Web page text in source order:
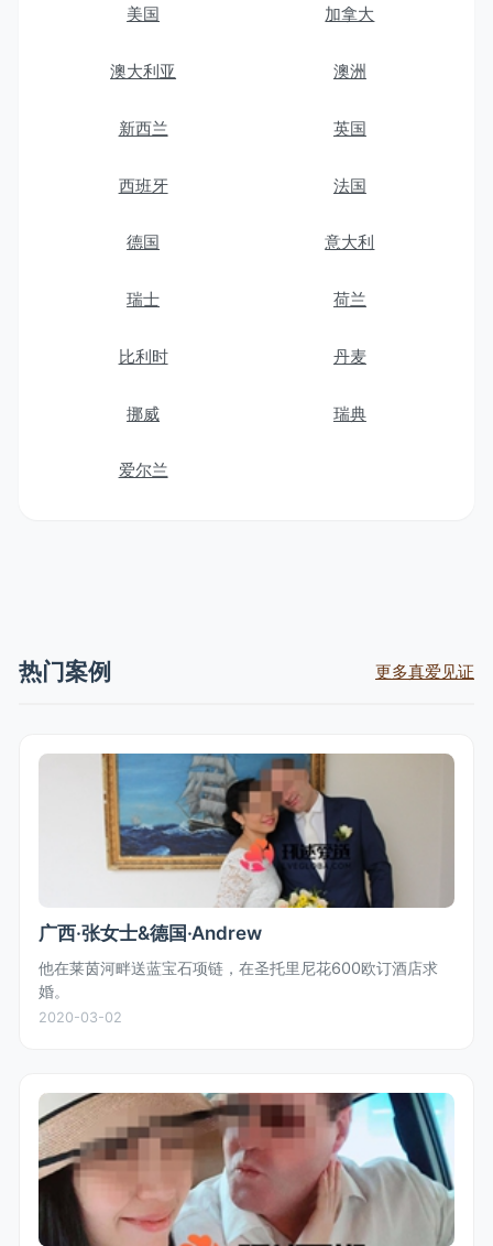
美国 加拿大
澳大利亚 澳洲
新西兰 英国
西班牙 法国
德国 意大利
瑞士 荷兰
比利时 丹麦
挪威 瑞典
爱尔兰
热门案例 更多真爱见证
广西·张女士&德国·Andrew
他在莱茵河畔送蓝宝石项链，在圣托里尼花600欧订酒店求
婚。
2020-03-02